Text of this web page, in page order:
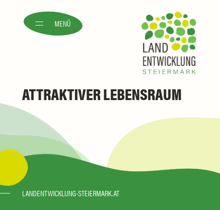
MENÜ
ATTRAKTIVER LEBENSRAUM
LANDENTWICKLUNG-STEIERMARK.AT